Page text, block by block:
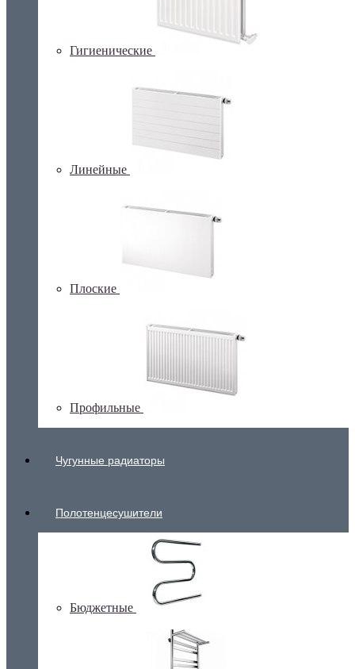
Гигиенические
Линейные
Плоские
Профильные
Чугунные радиаторы
Полотенцесушители
Бюджетные